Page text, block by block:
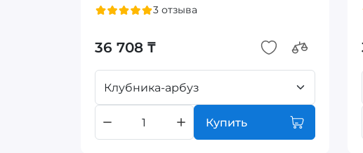
3 отзыва
36 708 ₸
Клубника-арбуз
Купить